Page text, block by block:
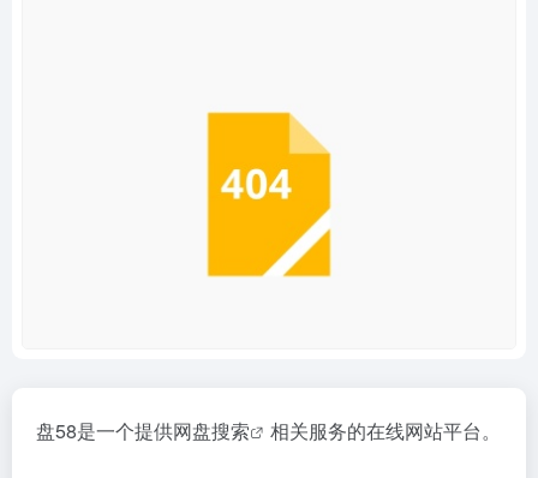
盘58是一个提供网盘搜索 相关服务的在线网站平台。